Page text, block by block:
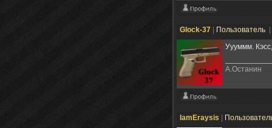
Glock-37 Пользователь
Уууммм.
А.Останин
IamEraysis